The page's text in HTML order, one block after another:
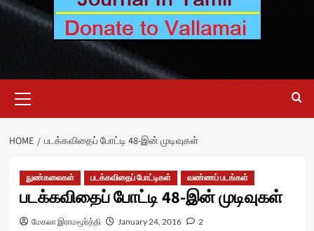
Menu
HOME படக்கவிதைப் போட்டி 48-இன் முடிவுகள்
நுண்கலைகள் படக்கவிதைப் போட்டிகள் வண்ணப் படங்கள்
படக்கவிதைப் போட்டி 48-இன் முடிவுகள்
மேகலா இராமமூர்த்தி January 24, 2016 2